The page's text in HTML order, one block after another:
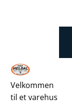
Velkommen
til et varehus